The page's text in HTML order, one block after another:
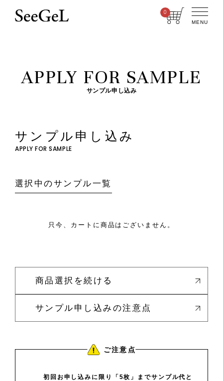
0
MENU
APPLY FOR SAMPLE
サンプル申し込み
サンプル申し込み
APPLY FOR SAMPLE
選択中のサンプル一覧
只今、カートに商品はございません。
商品選択を続ける
サンプル申し込みの注意点
ご注意点
初回お申し込みに限り「5枚」までサンプル代と